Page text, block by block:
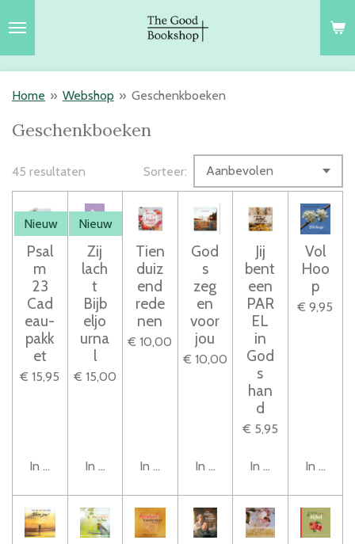
hoofdinhoud
Home » Webshop » Geschenkboeken
Geschenkboeken
45 resultaten Sorteer:
Nieuw
Psal
m
23
Cad
eau-
pakk
et
€ 15,95
In winkelwagen
Nieuw
Zij
lach
t
Bijb
eljo
urna
l
€ 15,00
In winkelwagen
Tien
duiz
end
rede
nen
€ 10,00
In winkelwagen
God
s
zeg
en
voor
jou
€ 10,00
In winkelwagen
Jij
bent
een
PAR
EL
in
God
s
han
d
€ 5,95
In winkelwagen
Vol
Hoo
p
€ 9,95
In